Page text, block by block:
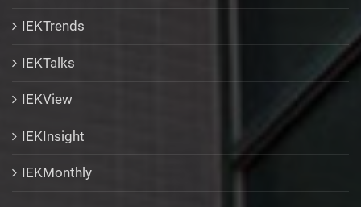
IEKTrends
IEKTalks
IEKView
IEKInsight
IEKMonthly